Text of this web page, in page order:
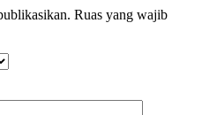
Ruas yang wajib